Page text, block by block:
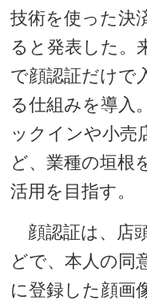
技術を使った決
ると発表した。
で顔認証だけで
る仕組みを導入
ックインや小売
ど、業種の垣根
活用を目指す。
顔認証は、店
どで、本人の同
に登録した顔画